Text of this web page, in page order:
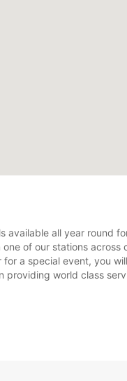
available all year round
of our stations
a special event, you
providing world class